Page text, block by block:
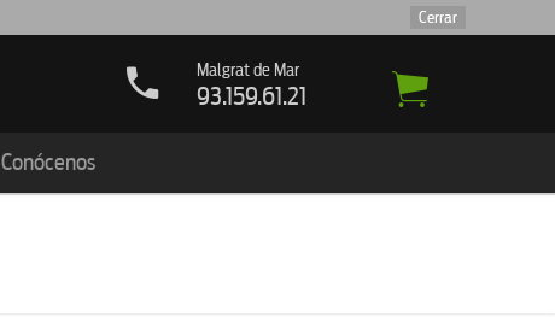
Cerrar
977.276.901
Malgrat de Mar
93.159.61.21 93.516.00.47
Conócenos